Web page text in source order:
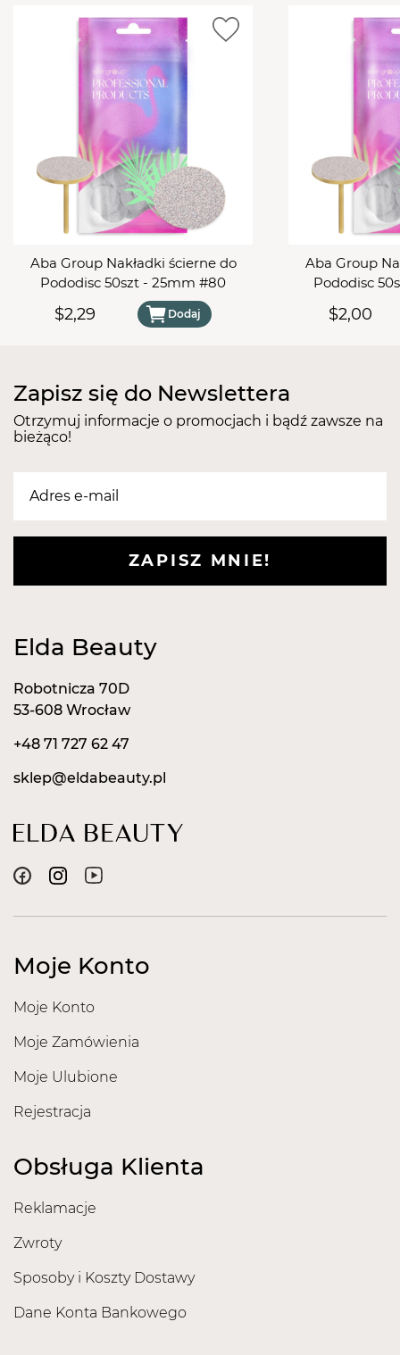
Praktyczność i urok w jednym!
Aba Group Nakładki ścierne do
Pododisc 50szt - 25mm #80
$2,29 Dodaj
Aba Group
Pododisc
$2,00
Zapisz się do Newslettera
Otrzymuj informacje o promocjach i bądź zawsze na
bieżąco!
ZAPISZ MNIE!
Moje Konto
Moje Konto
Moje Zamówienia
Moje Ulubione
Rejestracja
Obsługa Klienta
Reklamacje
Zwroty
Sposoby i Koszty Dostawy
Dane Konta Bankowego
Elda Beauty
Robotnicza 70D
53-608 Wrocław
+48 71 727 62 47
sklep@eldabeauty.pl